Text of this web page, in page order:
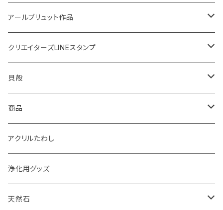
ボタニカルキャンドル
貝キャンドル
天然石キャンドル
体験教室
高さ12cm
高さ10cm
体験教室
アールブリュット作品
Masatsugu
2022
yumemiru strawberry
HIROMU
稲子
クリエイターズLINEスタンプ
Satomi
yumemiru strawberry
Masatsugu
貝殻
ピアス
商品
紅茶
アクリルたわし
浄化用グッズ
天然石